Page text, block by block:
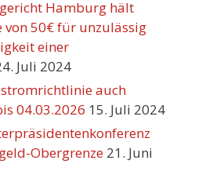
Hamburg hält
von 50€ für unzulässig
einer
Juli 2024
auch
04.03.2026 15. Juli 2024
Obergrenze 21. Juni